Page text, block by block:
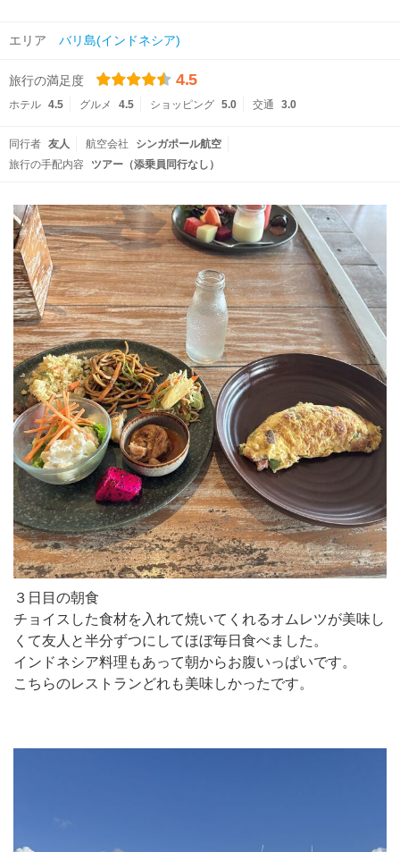
エリア バリ島(インドネシア)
旅行の満足度 4.5
ホテル 4.5 グルメ 4.5 ショッピング 5.0 交通 3.0
同行者 友人 航空会社
シンガポール航空
旅行の手配内容
ツアー（添乗員同行なし）
３日目の朝食
チョイスした食材を入れて焼いてくれるオムレツが美味し
くて友人と半分ずつにしてほぼ毎日食べました。
インドネシア料理もあって朝からお腹いっぱいです。
こちらのレストランどれも美味しかったです。